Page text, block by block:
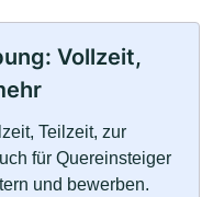
Vollzeit,
Teilzeit, zur
für Quereinsteiger
und bewerben.